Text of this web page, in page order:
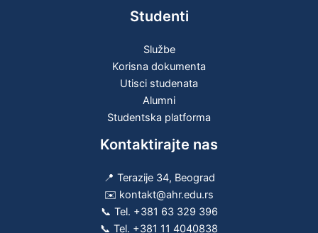
Studenti
Službe
Korisna dokumenta
Utisci studenata
Alumni
Studentska platforma
Kontaktirajte nas
📍 Terazije 34, Beograd
✉️ kontakt@ahr.edu.rs
📞 Tel. +381 63 329 396
📞 Tel. +381 11 4040838